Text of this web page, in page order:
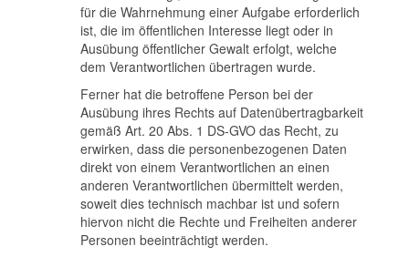
für die Wahrnehmung einer Aufgabe erforderlich
ist, die im öffentlichen Interesse liegt oder in
Ausübung öffentlicher Gewalt erfolgt, welche
dem Verantwortlichen übertragen wurde.
Ferner hat die betroffene Person bei der
Ausübung ihres Rechts auf Datenübertragbarkeit
gemäß Art. 20 Abs. 1 DS-GVO das Recht, zu
erwirken, dass die personenbezogenen Daten
direkt von einem Verantwortlichen an einen
anderen Verantwortlichen übermittelt werden,
soweit dies technisch machbar ist und sofern
hiervon nicht die Rechte und Freiheiten anderer
Personen beeinträchtigt werden.